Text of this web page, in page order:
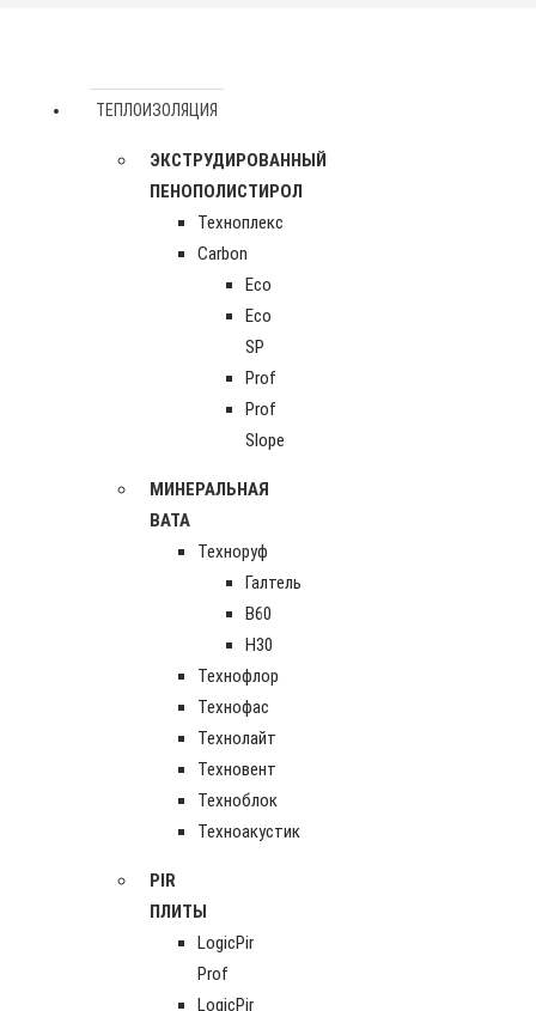
ТЕПЛОИЗОЛЯЦИЯ
ЭКСТРУДИРОВАННЫЙ
ПЕНОПОЛИСТИРОЛ
Техноплекс
Carbon
Eco
Eco
SP
Prof
Prof
Slope
МИНЕРАЛЬНАЯ
ВАТА
Техноруф
Галтель
В60
Н30
Технофлор
Технофас
Технолайт
Техновент
Техноблок
Техноакустик
PIR
ПЛИТЫ
LogicPir
Prof
LogicPir